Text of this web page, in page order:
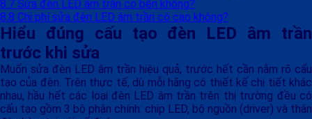
8.7 Sửa đèn LED âm trần có bền không?
8.8 Chi phí sửa đèn LED âm trần có cao không?
Hiểu đúng cấu tạo đèn LED âm trần
trước khi sửa
Muốn sửa đèn LED âm trần hiệu quả, trước hết cần nắm rõ cấu
tạo của đèn. Trên thực tế, dù mỗi hãng có thiết kế chi tiết khác
nhau, hầu hết các loại đèn LED âm trần trên thị trường đều có
cấu tạo gồm 3 bộ phận chính: chip LED, bộ nguồn (driver) và thân